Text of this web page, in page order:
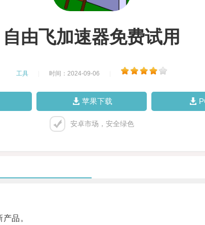
自由飞加速器免费试用
工具 时间：2024-09-06
苹果下载
安卓市场，安全绿色
品。